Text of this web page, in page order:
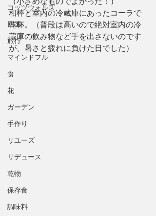
コッツウォルズ
四国
旅行
マインドフル
食
花
ガーデン
手作り
リユーズ
リデュース
乾物
保存食
調味料
相棒と室内の冷蔵庫にあったコーラで
乾杯。（普段は高いので絶対室内の冷
蔵庫の飲み物など手を出さないのです
が、暑さと疲れに負けた日でした）